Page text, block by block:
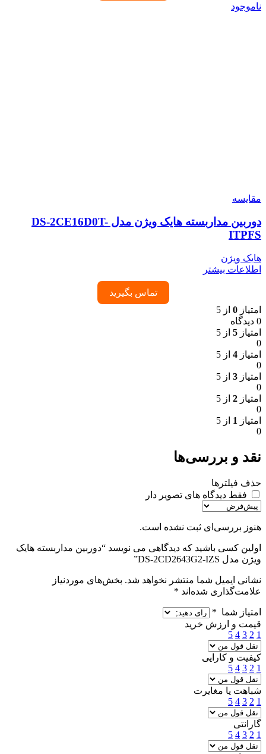
ناموجود
مقایسه
دوربین مداربسته هایک ویژن مدل DS-2CE16D0T-
ITPFS
هایک ویژن
اطلاعات بیشتر
تماس بگیرید
امتیاز 0 از 5
0 دیدگاه
امتیاز 5 از 5
0
امتیاز 4 از 5
0
امتیاز 3 از 5
0
امتیاز 2 از 5
0
امتیاز 1 از 5
0
نقد و بررسی‌ها
حذف فیلترها
فقط دیدگاه های تصویر دار
هنوز بررسی‌ای ثبت نشده است.
اولین کسی باشید که دیدگاهی می نویسد “دوربین مداربسته هایک
ویژن مدل DS-2CD2643G2-IZS”
نشانی ایمیل شما منتشر نخواهد شد. بخش‌های موردنیاز
علامت‌گذاری شده‌اند *
امتیاز شما *
قیمت و ارزش خرید
1
2
3
4
5
کیفیت و کارایی
1
2
3
4
5
شباهت یا مغایرت
1
2
3
4
5
گارانتی
1
2
3
4
5